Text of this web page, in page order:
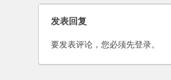
责任纠纷案
发表回复
要发表评论，您必须先登录。